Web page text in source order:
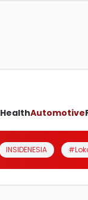
HealthAutomotive
INSIDENESIA